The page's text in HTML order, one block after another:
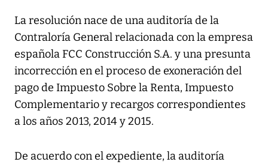
La resolución nace de una auditoría de la
Contraloría General relacionada con la empresa
española FCC Construcción S.A. y una presunta
incorrección en el proceso de exoneración del
pago de Impuesto Sobre la Renta, Impuesto
Complementario y recargos correspondientes
a los años 2013, 2014 y 2015.
De acuerdo con el expediente, la auditoría